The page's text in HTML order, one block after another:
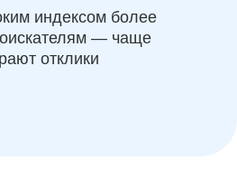
индексом более
— чаще
отклики